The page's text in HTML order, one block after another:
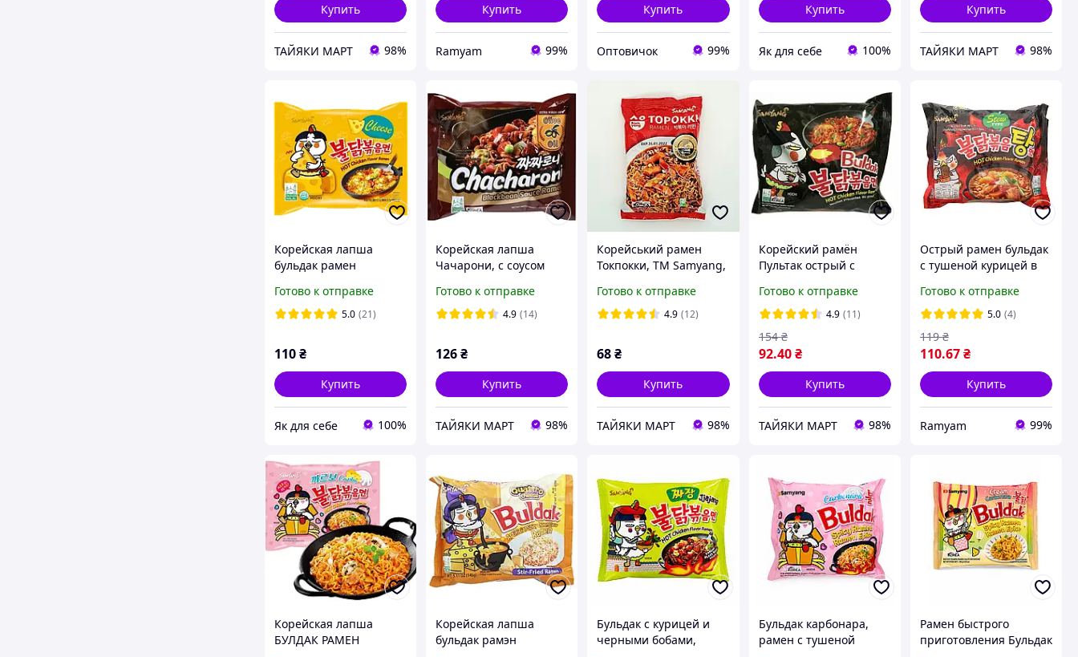
Купить
ТАЙЯКИ МАРТ 98%
Купить
Ramyam 99%
Купить
Оптовичок 99%
Купить
Як для себе 100%
Купить
ТАЙЯКИ МАРТ 98%
Корейская лапша
бульдак рамен
со вкусом сыра и
курицы 140 г
Готово к отправке
5.0 (21)
110₴
Купить
Як для себе 100%
Корейская лапша
Чачарони, с соусом
Samyang
Готово к отправке
4.9 (14)
126₴
Купить
ТАЙЯКИ МАРТ 98%
Корейський рамен
Токпокки, TM Samyang,
Готово к отправке
4.9 (12)
68₴
Купить
ТАЙЯКИ МАРТ 98%
Корейский рамён
Пультак острый с
140 г!!!Знижка
Готово к отправке
4.9 (11)
92.40 ₴
154 ₴
Купить
ТАЙЯКИ МАРТ 98%
Острый рамен бульдак
с тушеной курицей в
приготовления, Buldak
Stew Type Hot Chicken
Flavor Ramen Samyang
140 г
Готово к отправке
5.0 (4)
110.67₴
119 ₴
Купить
Ramyam 99%
Корейская лапша
БУЛДАК РАМЕН
Корейская лапша
бульдак рамэн
Бульдак с курицей и
черными бобами,
Бульдак карбонара,
рамен с тушеной
Рамен быстрого
приготовления Бульдак